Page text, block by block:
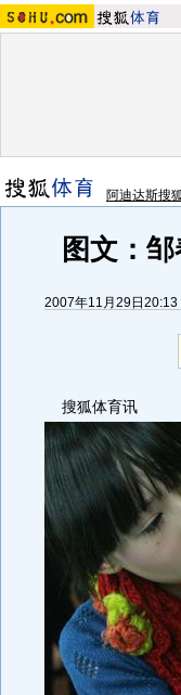
阿迪达斯搜
图文：
2007年11月29日20:13
搜狐体育讯